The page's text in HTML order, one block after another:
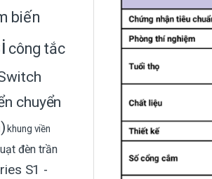
biến
công tắc
chuyển
khung viền
đèn trần
S1 -